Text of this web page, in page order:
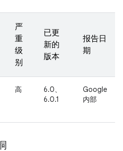
严
重
级
别
已更
新的
版本
报告日
期
高
6.0、
6.0.1
Google
内部